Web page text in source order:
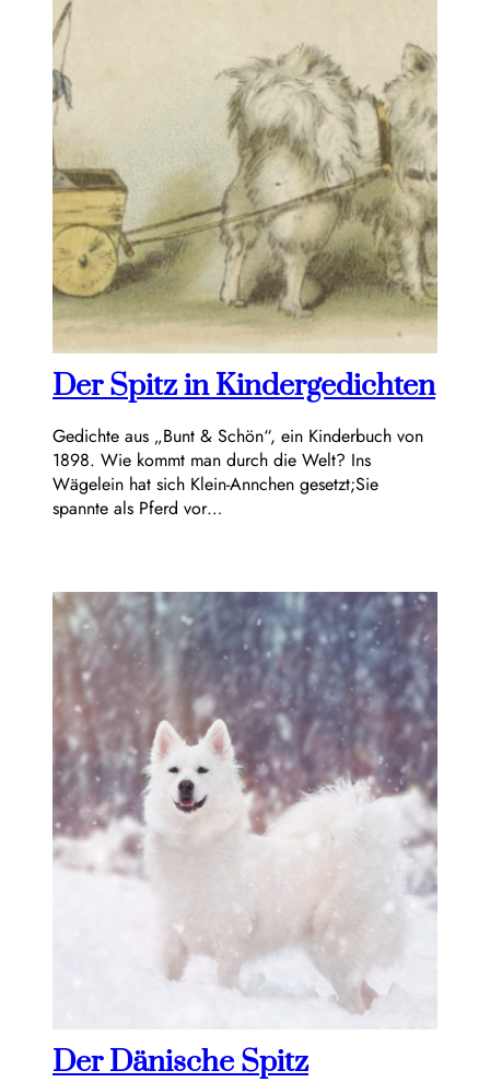
Der Spitz in Kindergedichten
Gedichte aus „Bunt & Schön“, ein Kinderbuch von
1898. Wie kommt man durch die Welt? Ins
Wägelein hat sich Klein-Annchen gesetzt;Sie
spannte als Pferd vor…
Der Dänische Spitz